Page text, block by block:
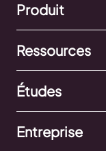
Produit
Ressources
Études
Entreprise